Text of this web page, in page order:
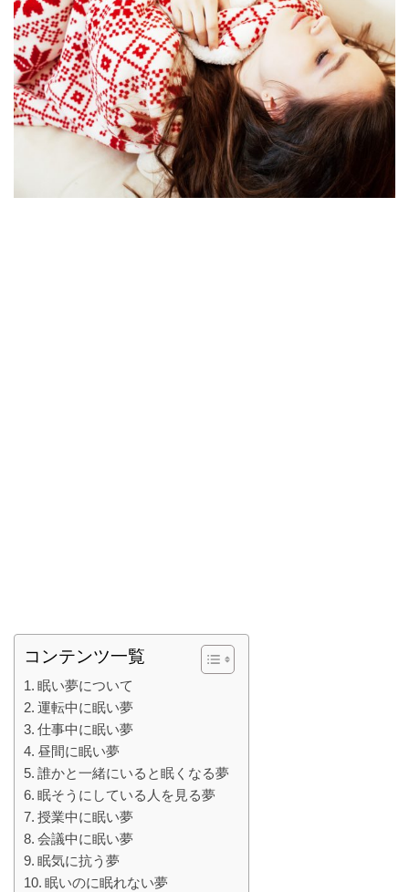
コンテンツ一覧
眠い夢について
運転中に眠い夢
仕事中に眠い夢
昼間に眠い夢
誰かと一緒にいると眠くなる夢
眠そうにしている人を見る夢
授業中に眠い夢
会議中に眠い夢
眠気に抗う夢
眠いのに眠れない夢